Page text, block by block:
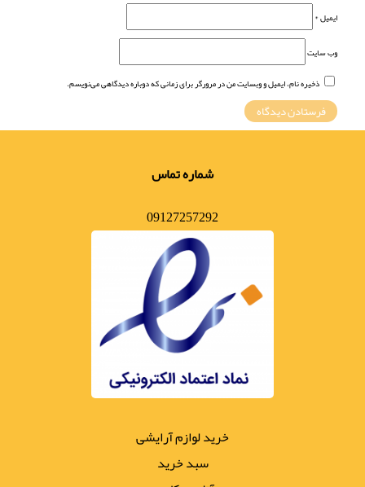
ایمیل*
وب‌ سایت
ذخیره نام، ایمیل و وبسایت من در مرورگر برای زمانی که دوباره دیدگاهی می‌نویسم.
شماره تماس
09127257292
خرید لوازم آرایشی
سبد خرید